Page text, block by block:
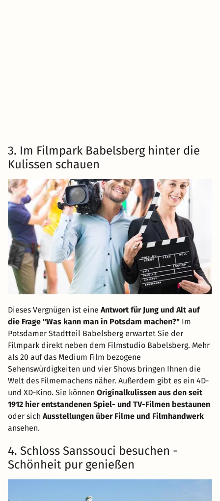
3. Im Filmpark Babelsberg hinter die
Kulissen schauen
Dieses Vergnügen ist eine Antwort für Jung und Alt auf
die Frage "Was kann man in Potsdam machen?" Im
Potsdamer Stadtteil Babelsberg erwartet Sie der
Filmpark direkt neben dem Filmstudio Babelsberg. Mehr
als 20 auf das Medium Film bezogene
Sehenswürdigkeiten und vier Shows bringen Ihnen die
Welt des Filmemachens näher. Außerdem gibt es ein 4D-
und XD-Kino. Sie können Originalkulissen aus den seit
1912 hier entstandenen Spiel- und TV-Filmen bestaunen
oder sich Ausstellungen über Filme und Filmhandwerk
ansehen.
4. Schloss Sanssouci besuchen -
Schönheit pur genießen